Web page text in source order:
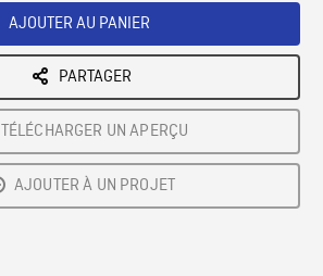
AJOUTER AU PANIER
PARTAGER
TÉLÉCHARGER UN APERÇU
AJOUTER À UN PROJET